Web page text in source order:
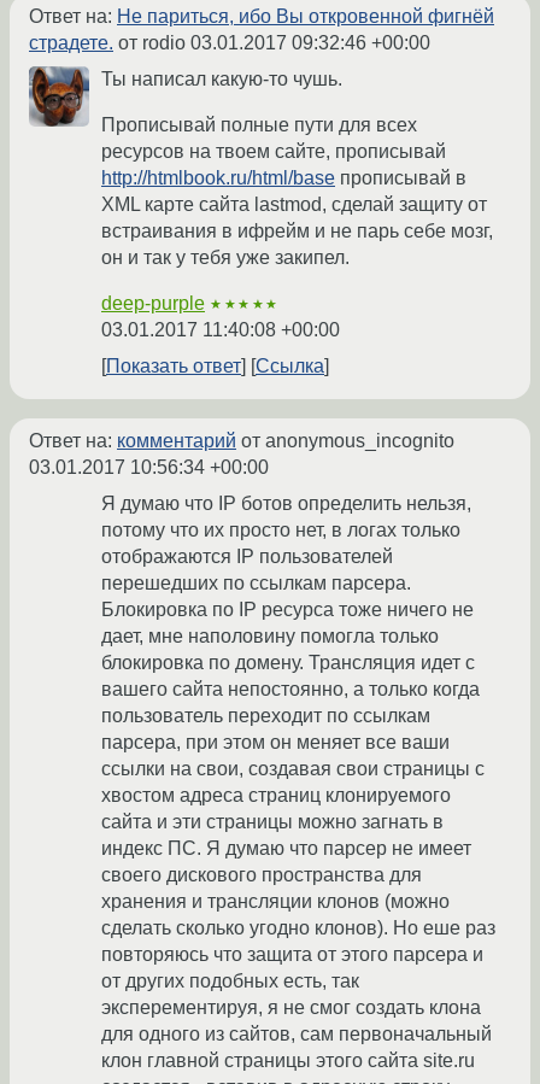
Ответ на: Не париться, ибо Вы откровенной фигнёй
страдете. от rodio 03.01.2017 09:32:46 +00:00
Ты написал какую-то чушь.
Прописывай полные пути для всех
ресурсов на твоем сайте, прописывай
http://htmlbook.ru/html/base прописывай в
XML карте сайта lastmod, сделай защиту от
встраивания в ифрейм и не парь себе мозг,
он и так у тебя уже закипел.
deep-purple ★★★★★
03.01.2017 11:40:08 +00:00
Показать ответ
Ссылка
Ответ на: комментарий от anonymous_incognito
03.01.2017 10:56:34 +00:00
Я думаю что IP ботов определить нельзя,
потому что их просто нет, в логах только
отображаются IP пользователей
перешедших по ссылкам парсера.
Блокировка по IP ресурса тоже ничего не
дает, мне наполовину помогла только
блокировка по домену. Трансляция идет с
вашего сайта непостоянно, а только когда
пользователь переходит по ссылкам
парсера, при этом он меняет все ваши
ссылки на свои, создавая свои страницы с
хвостом адреса страниц клонируемого
сайта и эти страницы можно загнать в
индекс ПС. Я думаю что парсер не имеет
своего дискового пространства для
хранения и трансляции клонов (можно
сделать сколько угодно клонов). Но еше раз
повторяюсь что защита от этого парсера и
от других подобных есть, так
эксперементируя, я не смог создать клона
для одного из сайтов, сам первоначальный
клон главной страницы этого сайта site.ru